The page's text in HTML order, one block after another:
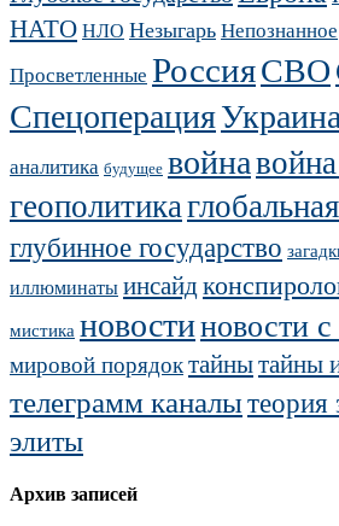
НАТОНЛО НезыгарьНепознанное
Просветленные РоссияСВО
Спецоперация
аналитика будущее война
геополитика
глубинное государство
иллюминатыинсайд
мистика новостиновости
мировой порядоктайнытайны
телеграмм каналытеория
элиты
Архив записей